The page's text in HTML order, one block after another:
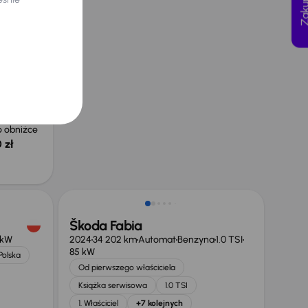
obniżce
Škoda Fabia
202434 202 kmAutomatBenzyna1.0 TSI
85 kW
Od pierwszego właściciela
Książka serwisowa
1.0 TSI
1. Właściciel
+7 kolejnych